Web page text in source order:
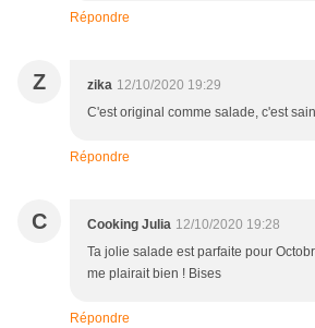
Répondre
Z zika 12/10/2020 19:29
C'est original comme salade, c'est
Répondre
C Cooking Julia 12/10/2020 19:28
Ta jolie salade est parfaite pour
me plairait bien ! Bises
Répondre